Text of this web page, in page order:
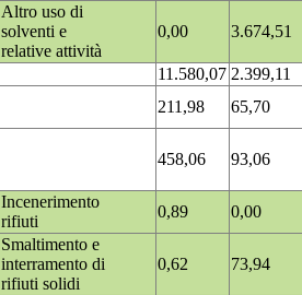
Altro uso di
solventi e
relative attività
0,00 3.674,51
11.580,07 2.399,11
211,98
65,70
458,06 93,06
Incenerimento
rifiuti
0,89
0,00
Smaltimento e
interramento di
rifiuti solidi
0,62 73,94